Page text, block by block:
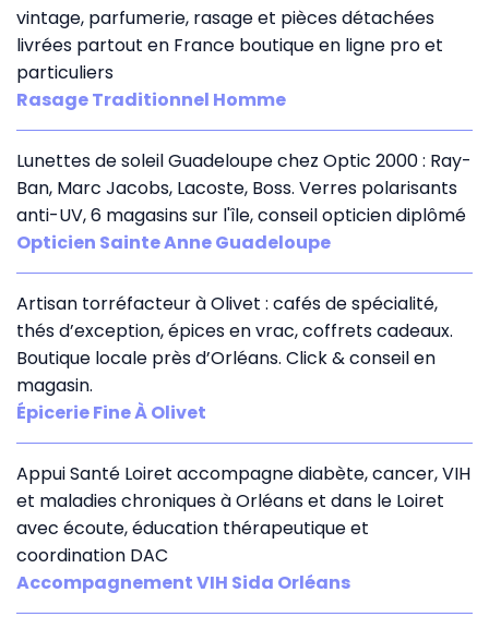
vintage, parfumerie, rasage et pièces détachées
livrées partout en France boutique en ligne pro et
particuliers
Rasage Traditionnel Homme
Lunettes de soleil Guadeloupe chez Optic 2000 : Ray-
Ban, Marc Jacobs, Lacoste, Boss. Verres polarisants
anti-UV, 6 magasins sur l'île, conseil opticien diplômé
Opticien Sainte Anne Guadeloupe
Artisan torréfacteur à Olivet : cafés de spécialité,
thés d’exception, épices en vrac, coffrets cadeaux.
Boutique locale près d’Orléans. Click & conseil en
magasin.
Épicerie Fine À Olivet
Appui Santé Loiret accompagne diabète, cancer, VIH
et maladies chroniques à Orléans et dans le Loiret
avec écoute, éducation thérapeutique et
coordination DAC
Accompagnement VIH Sida Orléans